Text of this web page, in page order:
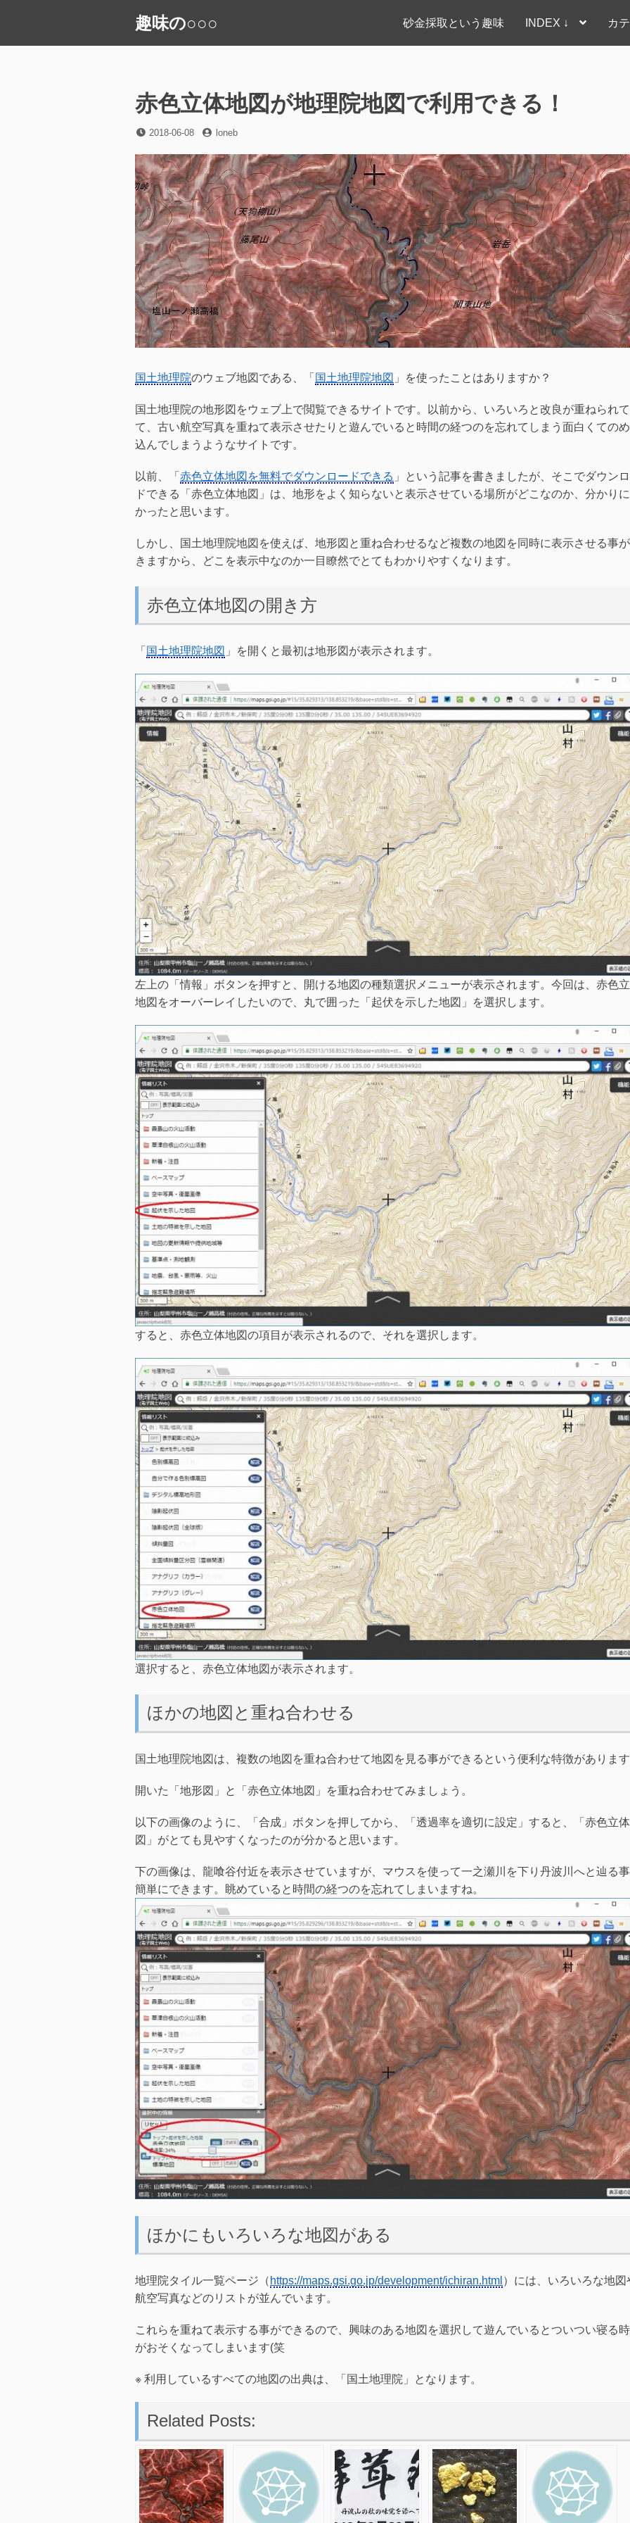
テ
趣味の○○○ 砂金採取という趣味 INDEX ↓ カ
赤色立体地図が地理院地図で利用できる！
投
日
2018-06-08
投
者
loneb
国土地理院のウェブ地図である、「 国土地理院地図 」を使ったことはありますか？
国土地理院の地形図をウェブ上で閲覧できるサイトです。以前から、いろいろと改良が重ねられ
て、古い航空写真を重ねて表示させたりと遊んでいると時間の経つのを忘れてしまう面白くての
込んでしまうようなサイトです。
以前、「 赤色立体地図を無料でダウンロードできる 」という記事を書きましたが、そこでダウン
ドできる「赤色立体地図」は、地形をよく知らないと表示させている場所がどこなのか、分かり
かったと思います。
しかし、国土地理院地図を使えば、地形図と重ね合わせるなど複数の地図を同時に表示させる事
きますから、どこを表示中なのか一目瞭然でとてもわかりやすくなります。
赤色立体地図の開き方
「 国土地理院地図 」を開くと最初は地形図が表示されます。
左上の「情報」ボタンを押すと、開ける地図の種類選択メニューが表示されます。今回は、赤色
地図をオーバーレイしたいので、丸で囲った「起伏を示した地図」を選択します。
すると、赤色立体地図の項目が表示されるので、それを選択します。
選択すると、赤色立体地図が表示されます。
ほかの地図と重ね合わせる
国土地理院地図は、複数の地図を重ね合わせて地図を見る事ができるという便利な特徴がありま
開いた「地形図」と「赤色立体地図」を重ね合わせてみましょう。
以下の画像のように、「合成」ボタンを押してから、「透過率を適切に設定」すると、「赤色立
図」がとても見やすくなったのが分かると思います。
下の画像は、龍喰谷付近を表示させていますが、マウスを使って一之瀬川を下り丹波川へと辿る
簡単にできます。眺めていると時間の経つのを忘れてしまいますね。
ほかにもいろいろな地図がある
地理院タイル一覧ページ（ https://maps.gsi.go.jp/development/ichiran.html ）には、いろいろな地図
航空写真などのリストが並んでいます。
これらを重ねて表示する事ができるので、興味のある地図を選択して遊んでいるとついつい寝る
がおそくなってしまいます(笑
※ 利用しているすべての地図の出典は、「国土地理院」となります。
Related Posts: